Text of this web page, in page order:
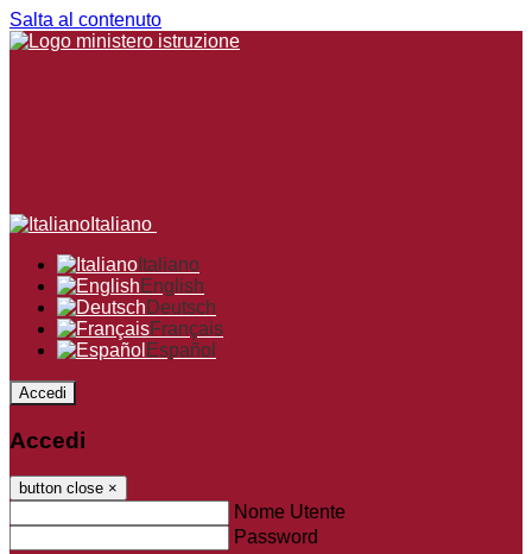
Salta al contenuto
Italiano
Italiano
English
Deutsch
Français
Español
Accedi
Accedi
button close ×
Nome Utente
Password